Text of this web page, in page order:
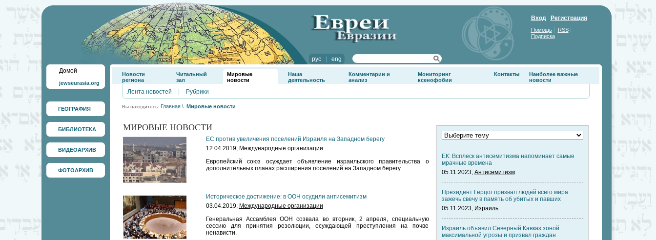
рус| eng
Вход Регистрация
Помощь| RSS|
Подписка
Домой
jewseurasia.org
ГЕОГРАФИЯ
БИБЛИОТЕКА
ВИДЕОАРХИВ
ФОТОАРХИВ
Новости
региона
Читальный
зал
Мировые
новости
Наша
деятельность
Комментарии и
анализ
Мониторинг
ксенофобии
Контакты
Наиболее важные
новости
Лента новостей Рубрики
Вы находитесь: Главная \ Мировые новости
МИРОВЫЕ НОВОСТИ
ЕС против увеличения поселений Израиля на Западном берегу
12.04.2019, Международные организации
Европейский союз осуждает объявление израильского правительства о
дополнительных планах расширения поселений на Западном берегу.
Историческое достижение: в ООН осудили антисемитизм
03.04.2019, Международные организации
Генеральная Ассамблея ООН созвала во вторник, 2 апреля, специальную
сессию для принятия резолюции, осуждающей преступления на почве
ненависти.
ЕК: Всплеск антисемитизма напоминает самые
мрачные времена
05.11.2023, Антисемитизм
Президент Герцог призвал людей всего мира
зажечь свечу в память об убитых и павших
05.11.2023, Израиль
Израиль объявил Северный Кавказ зоной
максимальной угрозы и призвал граждан